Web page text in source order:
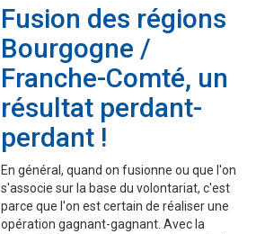
Fusion des régions
Bourgogne /
Franche-Comté, un
résultat perdant-
perdant !
En général, quand on fusionne ou que l'on
s'associe sur la base du volontariat, c'est
parce que l'on est certain de réaliser une
opération gagnant-gagnant. Avec la